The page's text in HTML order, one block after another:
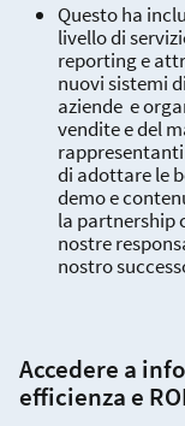
Questo ha
livello di
reporting e
nuovi sistemi
aziende e
vendite e del
di adottare le
demo e
la partnership
nostre
nostro
Accedere a
efficienza e